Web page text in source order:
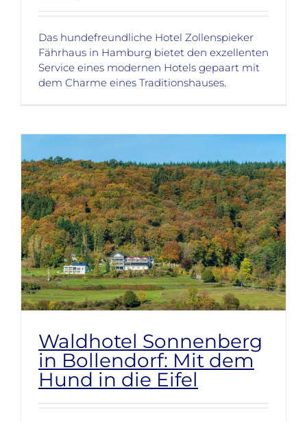
Das hundefreundliche Hotel Zollenspieker
Fährhaus in Hamburg bietet den exzellenten
Service eines modernen Hotels gepaart mit
dem Charme eines Traditionshauses.
Waldhotel Sonnenberg
in Bollendorf: Mit dem
Hund in die Eifel